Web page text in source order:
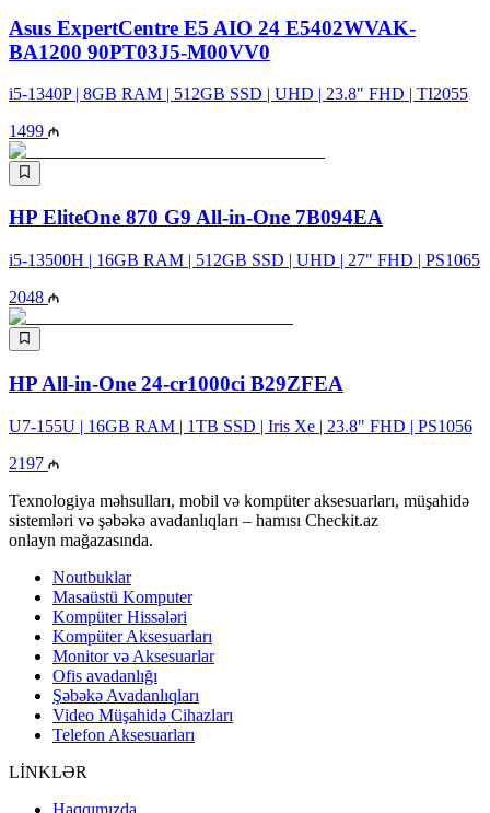
Asus ExpertCentre E5 AIO 24 E5402WVAK-
BA1200 90PT03J5-M00VV0
i5-1340P | 8GB RAM | 512GB SSD | UHD | 23.8" FHD | TI2055
1499
HP EliteOne 870 G9 All-in-One 7B094EA
i5-13500H | 16GB RAM | 512GB SSD | UHD | 27" FHD | PS1065
2048
HP All-in-One 24-cr1000ci B29ZFEA
U7-155U | 16GB RAM | 1TB SSD | Iris Xe | 23.8" FHD | PS1056
2197
Texnologiya məhsulları, mobil və kompüter aksesuarları, müşahidə
sistemləri və şəbəkə avadanlıqları – hamısı Checkit.az
onlayn mağazasında.
Noutbuklar
Masaüstü Komputer
Kompüter Hissələri
Kompüter Aksesuarları
Monitor və Aksesuarlar
Ofis avadanlığı
Şəbəkə Avadanlıqları
Video Müşahidə Cihazları
Telefon Aksesuarları
LİNKLƏR
Haqqımızda